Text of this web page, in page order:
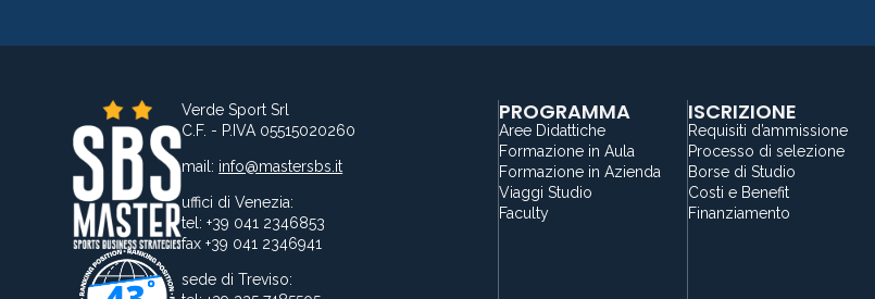
Verde Sport Srl
C.F. - P.IVA 05515020260
mail: info@mastersbs.it
uffici di Venezia:
tel: +39 041 2346853
fax +39 041 2346941
sede di Treviso:
PROGRAMMA
Aree Didattiche
Formazione in Aula
Formazione in Azienda
Viaggi Studio
Faculty
ISCRIZIONE
Requisiti d’ammissione
Processo di selezione
Borse di Studio
Costi e Benefit
Finanziamento